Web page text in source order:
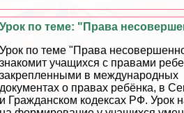
Урок по теме: "Права
Урок по теме "Права
знакомит учащихся с правами
закрепленными в международных
документах о правах ребёнка, в
и Гражданском кодексах РФ. Урок